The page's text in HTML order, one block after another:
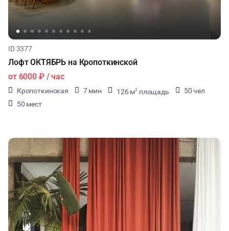
ID 3377
Лофт ОКТЯБРЬ на Кропоткинской
от 6000 ₽/ час
Кропоткинская 7 мин 126 м2 площадь
50 чел
50 мест